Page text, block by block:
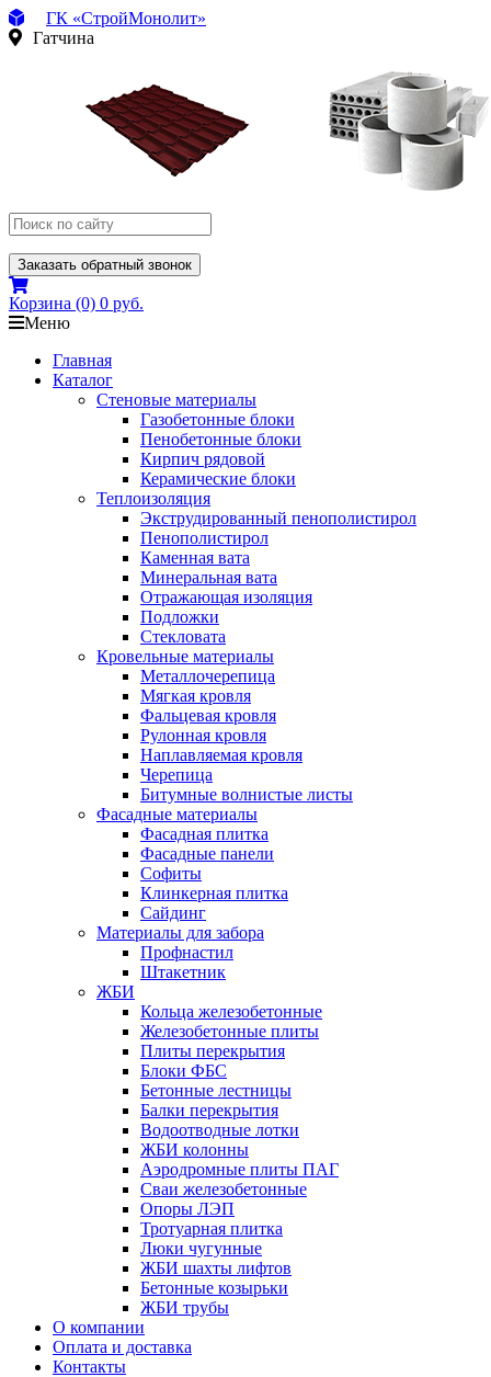
ГК «СтройМонолит»
Гатчина
Заказать обратный звонок
Корзина (0) 0 руб.
Меню
Главная
Каталог
Стеновые материалы
Газобетонные блоки
Пенобетонные блоки
Кирпич рядовой
Керамические блоки
Теплоизоляция
Экструдированный пенополистирол
Пенополистирол
Каменная вата
Минеральная вата
Отражающая изоляция
Подложки
Стекловата
Кровельные материалы
Металлочерепица
Мягкая кровля
Фальцевая кровля
Рулонная кровля
Наплавляемая кровля
Черепица
Битумные волнистые листы
Фасадные материалы
Фасадная плитка
Фасадные панели
Софиты
Клинкерная плитка
Сайдинг
Материалы для забора
Профнастил
Штакетник
ЖБИ
Кольца железобетонные
Железобетонные плиты
Плиты перекрытия
Блоки ФБС
Бетонные лестницы
Балки перекрытия
Водоотводные лотки
ЖБИ колонны
Аэродромные плиты ПАГ
Сваи железобетонные
Опоры ЛЭП
Тротуарная плитка
Люки чугунные
ЖБИ шахты лифтов
Бетонные козырьки
ЖБИ трубы
О компании
Оплата и доставка
Контакты